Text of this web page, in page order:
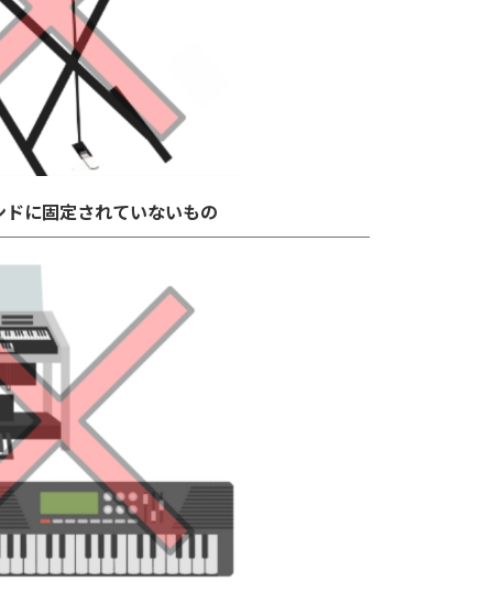
に固定されていないもの